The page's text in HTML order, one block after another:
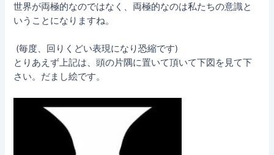
世界が両極的なのではなく、両極的なのは私たちの意識と
いうことになりますね。
(毎度、回りくどい表現になり恐縮です)
とりあえず上記は、頭の片隅に置いて頂いて下図を見て下
さい。だまし絵です。